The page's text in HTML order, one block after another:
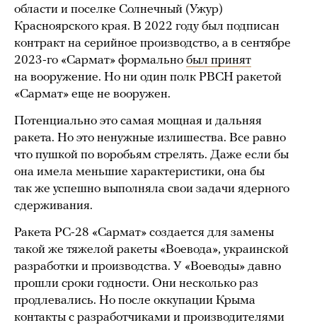
области и поселке Солнечный (Ужур)
Красноярского края. В 2022 году был подписан
контракт на серийное производство, а в сентябре
2023-го «Сармат» формально был принят
на вооружение. Но ни один полк РВСН ракетой
«Сармат» еще не вооружен.
Потенциально это самая мощная и дальняя
ракета. Но это ненужные излишества. Все равно
что пушкой по воробьям стрелять. Даже если бы
она имела меньшие характеристики, она бы
так же успешно выполняла свои задачи ядерного
сдерживания.
Ракета РС-28 «Сармат» создается для замены
такой же тяжелой ракеты «Воевода», украинской
разработки и производства. У «Воеводы» давно
прошли сроки годности. Они несколько раз
продлевались. Но после оккупации Крыма
контакты с разработчиками и производителями